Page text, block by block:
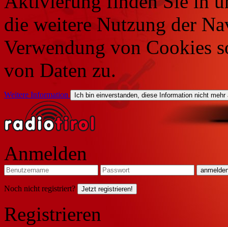
die weitere Nutzung der
Verwendung von Cookies
von Daten zu.
Weitere Information Ich bin einverstanden, diese Information nicht mehr
Anmelden
Noch nicht registriert? Jetzt registrieren!
Registrieren